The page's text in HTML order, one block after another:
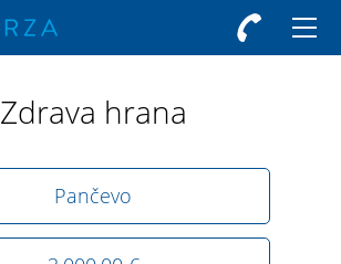
Zdrava hrana
Pančevo